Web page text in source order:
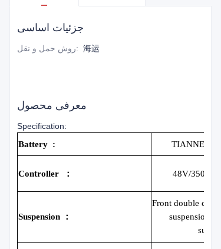
جزئیات اساسی
روش حمل و نقل: 海运
معرفی محصول
Specification:
Battery : TIANNENG
Controller ： 48V/350A
Suspension ：
Front double
suspension/